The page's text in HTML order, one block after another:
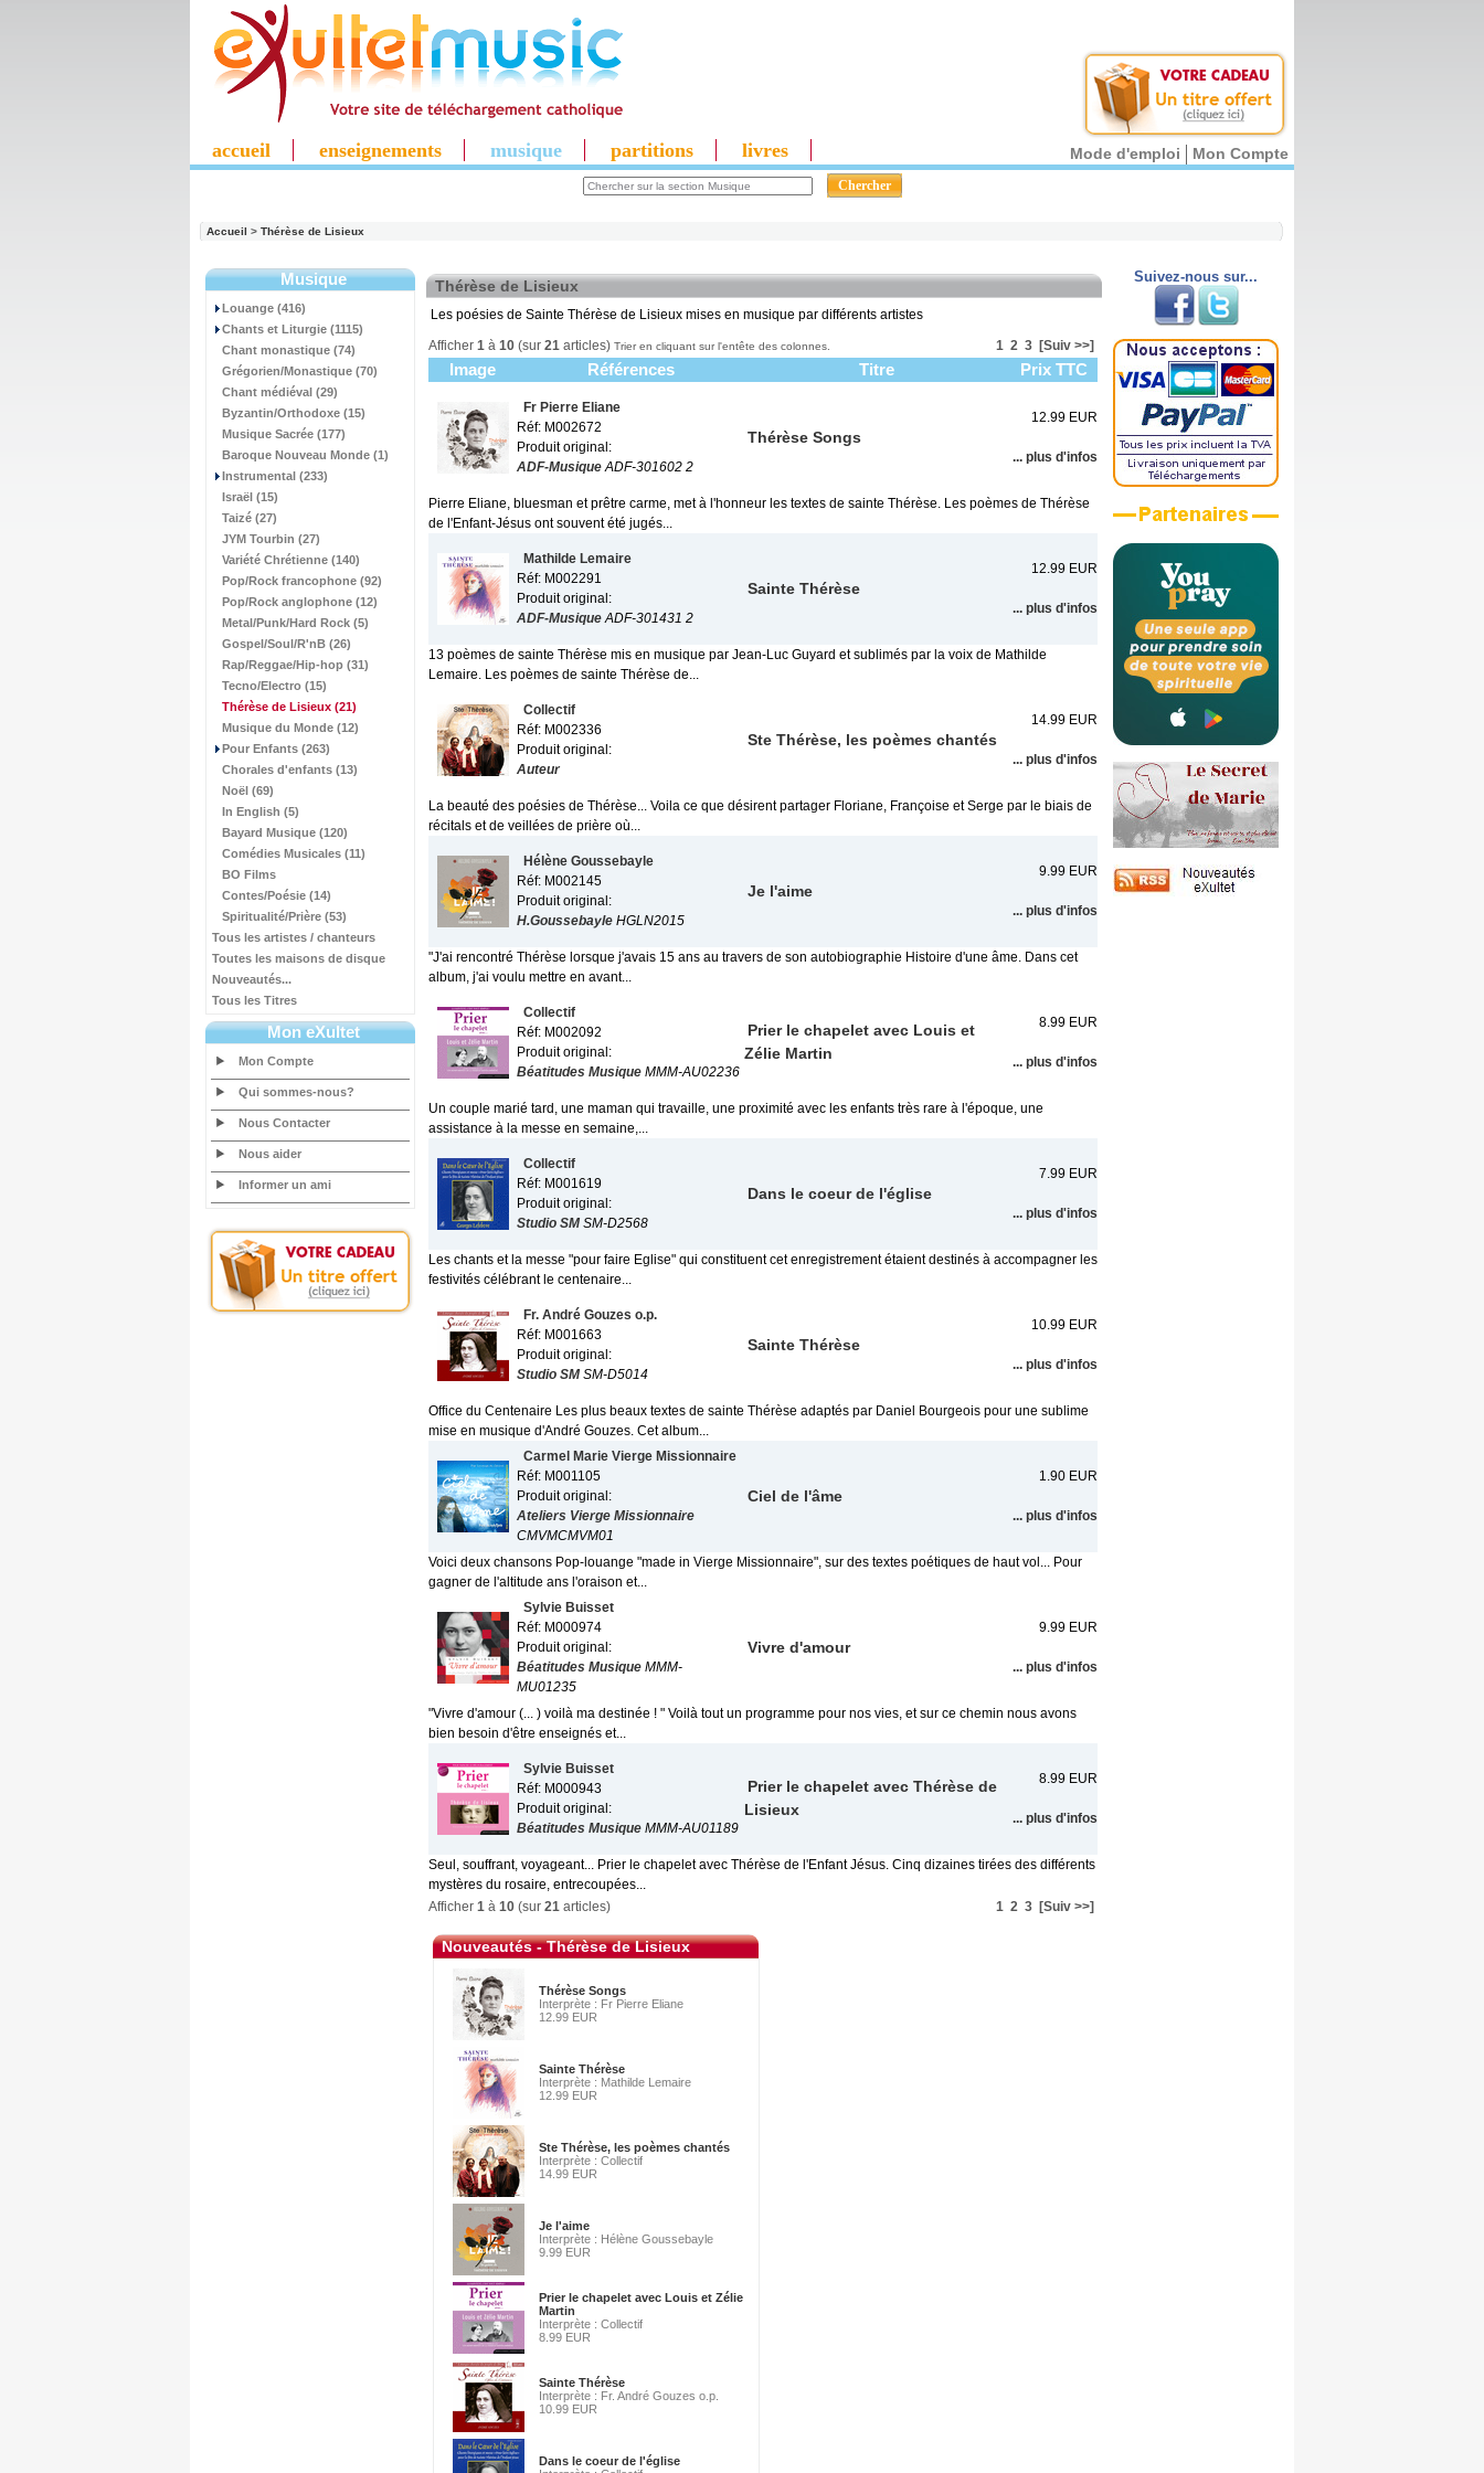
accueil enseignements musique partitions livres Mode d'emploi Mon Compte
Accueil > Thérèse de Lisieux
Musique
Louange (416)
Chants et Liturgie (1115)
Chant monastique (74)
Grégorien/Monastique (70)
Chant médiéval (29)
Byzantin/Orthodoxe (15)
Musique Sacrée (177)
Baroque Nouveau Monde (1)
Instrumental (233)
Israël (15)
Taizé (27)
JYM Tourbin (27)
Variété Chrétienne (140)
Pop/Rock francophone (92)
Pop/Rock anglophone (12)
Metal/Punk/Hard Rock (5)
Gospel/Soul/R'nB (26)
Rap/Reggae/Hip-hop (31)
Tecno/Electro (15)
Thérèse de Lisieux (21)
Musique du Monde (12)
Pour Enfants (263)
Chorales d'enfants (13)
Noël (69)
In English (5)
Bayard Musique (120)
Comédies Musicales (11)
BO Films
Contes/Poésie (14)
Spiritualité/Prière (53)
Tous les artistes / chanteurs
Toutes les maisons de disque
Nouveautés...
Tous les Titres
Mon eXultet
Mon Compte
Qui sommes-nous?
Nous Contacter
Nous aider
Informer un ami
Thérèse de Lisieux
Les poésies de Sainte Thérèse de Lisieux mises en musique par différents artistes
Afficher 1 à 10 (sur 21 articles) Trier en cliquant sur l'entête des colonnes. 1 2 3 [Suiv >>]
Image Références Titre Prix TTC
Fr Pierre Eliane
Réf: M002672
Produit original:
ADF-MusiqueADF-301602 2
Thérèse Songs
12.99 EUR
... plus d'infos
Pierre Eliane, bluesman et prêtre carme, met à l'honneur les textes de sainte Thérèse. Les poèmes de Thérèse
de l'Enfant-Jésus ont souvent été jugés...
Mathilde Lemaire
Réf: M002291
Produit original:
ADF-MusiqueADF-301431 2
Sainte Thérèse
12.99 EUR
... plus d'infos
13 poèmes de sainte Thérèse mis en musique par Jean-Luc Guyard et sublimés par la voix de Mathilde
Lemaire. Les poèmes de sainte Thérèse de...
Collectif
Réf: M002336
Produit original:
Auteur
Ste Thérèse, les poèmes chantés
14.99 EUR
... plus d'infos
La beauté des poésies de Thérèse... Voila ce que désirent partager Floriane, Françoise et Serge par le biais de
récitals et de veillées de prière où...
Hélène Goussebayle
Réf: M002145
Produit original:
H.Goussebayle HGLN2015
Je l'aime
9.99 EUR
... plus d'infos
"J'ai rencontré Thérèse lorsque j'avais 15 ans au travers de son autobiographie Histoire d'une âme. Dans cet
album, j'ai voulu mettre en avant...
Collectif
Réf: M002092
Produit original:
Béatitudes Musique MMM-AU02236
Prier le chapelet avec Louis et
Zélie Martin
8.99 EUR
... plus d'infos
Un couple marié tard, une maman qui travaille, une proximité avec les enfants très rare à l'époque, une
assistance à la messe en semaine,...
Collectif
Réf: M001619
Produit original:
Studio SM SM-D2568
Dans le coeur de l'église
7.99 EUR
... plus d'infos
Les chants et la messe "pour faire Eglise" qui constituent cet enregistrement étaient destinés à accompagner les
festivités célébrant le centenaire...
Fr. André Gouzes o.p.
Réf: M001663
Produit original:
Studio SM SM-D5014
Sainte Thérèse
10.99 EUR
... plus d'infos
Office du Centenaire Les plus beaux textes de sainte Thérèse adaptés par Daniel Bourgeois pour une sublime
mise en musique d'André Gouzes. Cet album...
Carmel Marie Vierge Missionnaire
Réf: M001105
Produit original:
Ateliers Vierge Missionnaire
CMVMCMVM01
Ciel de l'âme
1.90 EUR
... plus d'infos
Voici deux chansons Pop-louange "made in Vierge Missionnaire", sur des textes poétiques de haut vol... Pour
gagner de l'altitude ans l'oraison et...
Sylvie Buisset
Réf: M000974
Produit original:
Béatitudes Musique MMM-
MU01235
Vivre d'amour
9.99 EUR
... plus d'infos
"Vivre d'amour (... ) voilà ma destinée ! " Voilà tout un programme pour nos vies, et sur ce chemin nous avons
bien besoin d'être enseignés et...
Sylvie Buisset
Réf: M000943
Produit original:
Béatitudes Musique MMM-AU01189
Prier le chapelet avec Thérèse de
Lisieux
8.99 EUR
... plus d'infos
Seul, souffrant, voyageant... Prier le chapelet avec Thérèse de l'Enfant Jésus. Cinq dizaines tirées des différents
mystères du rosaire, entrecoupées...
Afficher 1 à 10 (sur 21 articles) 1 2 3 [Suiv >>]
Nouveautés - Thérèse de Lisieux
Thérèse Songs
Interprète : Fr Pierre Eliane
12.99 EUR
Sainte Thérèse
Interprète : Mathilde Lemaire
12.99 EUR
Ste Thérèse, les poèmes chantés
Interprète : Collectif
14.99 EUR
Je l'aime
Interprète : Hélène Goussebayle
9.99 EUR
Prier le chapelet avec Louis et Zélie
Martin
Interprète : Collectif
8.99 EUR
Sainte Thérèse
Interprète : Fr. André Gouzes o.p.
10.99 EUR
Dans le coeur de l'église
Suivez-nous sur...